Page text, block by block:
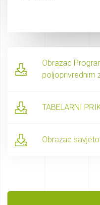
Obrazac
poljoprivrednim
TABELARNI
Obrazac